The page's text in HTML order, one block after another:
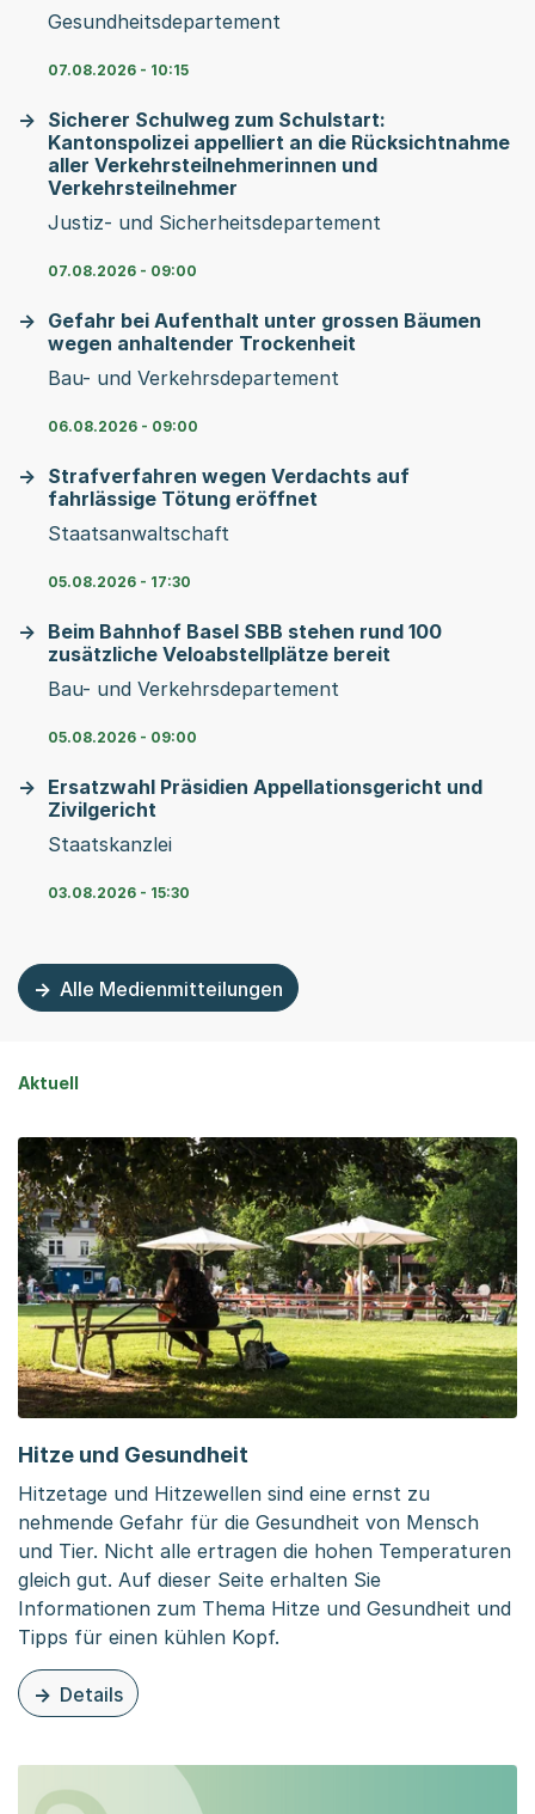
Gesundheitsdepartement
07.08.2026 - 10:15
Sicherer Schulweg zum Schulstart:
Kantonspolizei appelliert an die Rücksichtnahme
aller Verkehrsteilnehmerinnen und
Verkehrsteilnehmer
Justiz- und Sicherheitsdepartement
07.08.2026 - 09:00
Gefahr bei Aufenthalt unter grossen Bäumen
wegen anhaltender Trockenheit
Bau- und Verkehrsdepartement
06.08.2026 - 09:00
Strafverfahren wegen Verdachts auf
fahrlässige Tötung eröffnet
Staatsanwaltschaft
05.08.2026 - 17:30
Beim Bahnhof Basel SBB stehen rund 100
zusätzliche Veloabstellplätze bereit
Bau- und Verkehrsdepartement
05.08.2026 - 09:00
Ersatzwahl Präsidien Appellationsgericht und
Zivilgericht
Staatskanzlei
03.08.2026 - 15:30
Alle Medienmitteilungen
Aktuell
Hitze und Gesundheit
Hitzetage und Hitzewellen sind eine ernst zu
nehmende Gefahr für die Gesundheit von Mensch
und Tier. Nicht alle ertragen die hohen Temperaturen
gleich gut. Auf dieser Seite erhalten Sie
Informationen zum Thema Hitze und Gesundheit und
Tipps für einen kühlen Kopf.
Details
zu diesem Thema: Hitze und Gesundheit